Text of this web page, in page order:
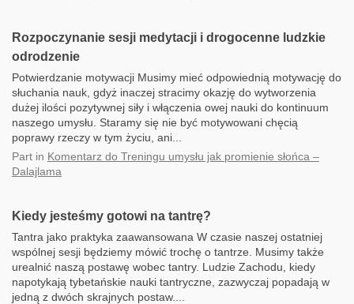
Rozpoczynanie sesji medytacji i drogocenne ludzkie
odrodzenie
Potwierdzanie motywacji Musimy mieć odpowiednią motywację do
słuchania nauk, gdyż inaczej stracimy okazję do wytworzenia
dużej ilości pozytywnej siły i włączenia owej nauki do kontinuum
naszego umysłu. Staramy się nie być motywowani chęcią
poprawy rzeczy w tym życiu, ani...
Part in Komentarz do Treningu umysłu jak promienie słońca –
Dalajlama
Kiedy jesteśmy gotowi na tantrę?
Tantra jako praktyka zaawansowana W czasie naszej ostatniej
wspólnej sesji będziemy mówić trochę o tantrze. Musimy także
urealnić naszą postawę wobec tantry. Ludzie Zachodu, kiedy
napotykają tybetańskie nauki tantryczne, zazwyczaj popadają w
jedną z dwóch skrajnych postaw....